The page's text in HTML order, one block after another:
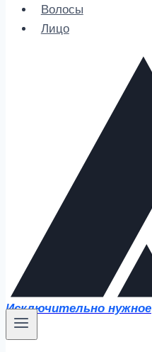
Волосы
Лицо
Исключительно нужное